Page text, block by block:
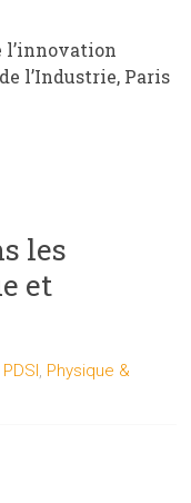
l’innovation
l’Industrie, Paris
les
et
PDSI, Physique &